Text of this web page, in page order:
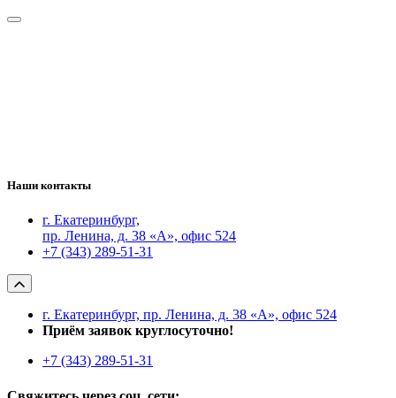
Наши контакты
г. Екатеринбург,
пр. Ленина, д. 38 «А», офис 524
+7 (343) 289-51-31
г. Екатеринбург, пр. Ленина, д. 38 «А», офис 524
Приём заявок круглосуточно!
+7 (343) 289-51-31